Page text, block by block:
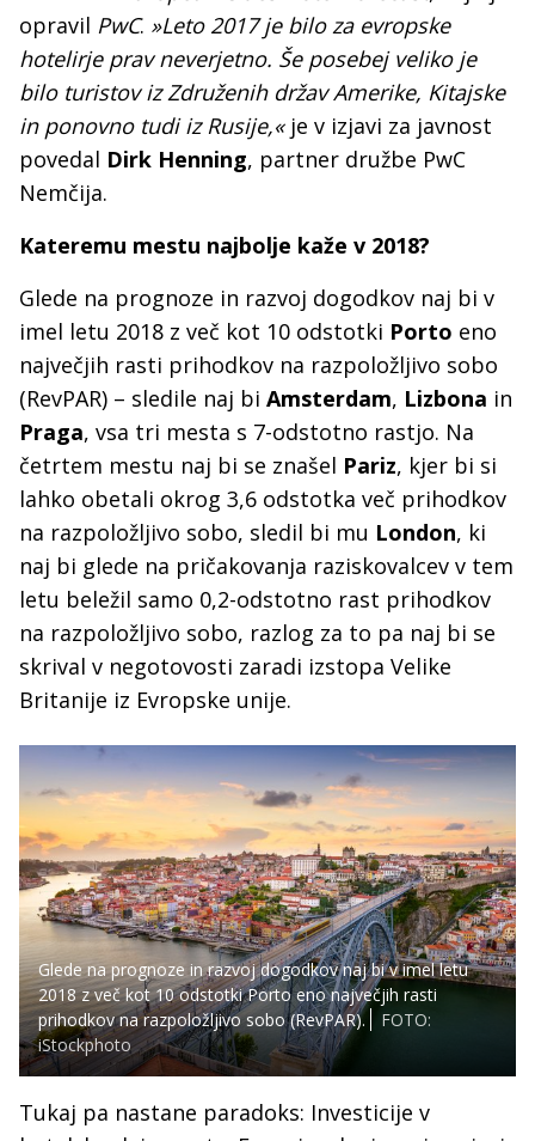
opravil PwC. »Leto 2017 je bilo za evropske
hotelirje prav neverjetno. Še posebej veliko je
bilo turistov iz Združenih držav Amerike, Kitajske
in ponovno tudi iz Rusije,«je v izjavi za javnost
povedal Dirk Henning, partner družbe PwC
Nemčija.
Kateremu mestu najbolje kaže v 2018?
Glede na prognoze in razvoj dogodkov naj bi v
imel letu 2018 z več kot 10 odstotki Porto eno
največjih rasti prihodkov na razpoložljivo sobo
(RevPAR) – sledile naj bi Amsterdam, Lizbona in
Praga, vsa tri mesta s 7-odstotno rastjo. Na
četrtem mestu naj bi se znašel Pariz, kjer bi si
lahko obetali okrog 3,6 odstotka več prihodkov
na razpoložljivo sobo, sledil bi mu London, ki
naj bi glede na pričakovanja raziskovalcev v tem
letu beležil samo 0,2-odstotno rast prihodkov
na razpoložljivo sobo, razlog za to pa naj bi se
skrival v negotovosti zaradi izstopa Velike
Britanije iz Evropske unije.
Glede na prognoze in razvoj dogodkov naj bi v imel letu
2018 z več kot 10 odstotki Porto eno največjih rasti
prihodkov na razpoložljivo sobo (RevPAR).
FOTO:
iStockphoto
Tukaj pa nastane paradoks: Investicije v